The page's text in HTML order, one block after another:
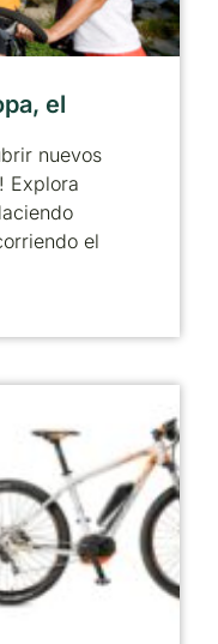
el
nuevos
Explora
el